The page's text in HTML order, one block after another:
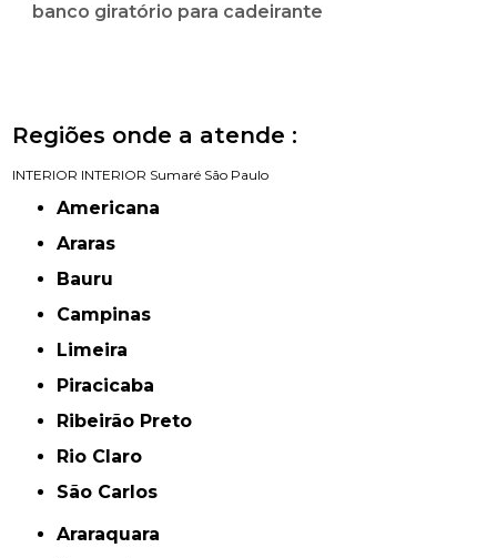
banco giratório para cadeirante
Regiões onde a atende :
INTERIOR INTERIOR Sumaré São Paulo
Americana
Araras
Bauru
Campinas
Limeira
Piracicaba
Ribeirão Preto
Rio Claro
São Carlos
Araraquara